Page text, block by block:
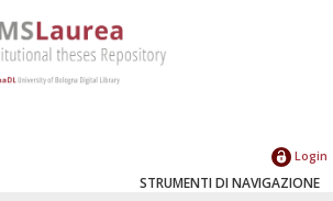
Login
STRUMENTI DI NAVIGAZIONE